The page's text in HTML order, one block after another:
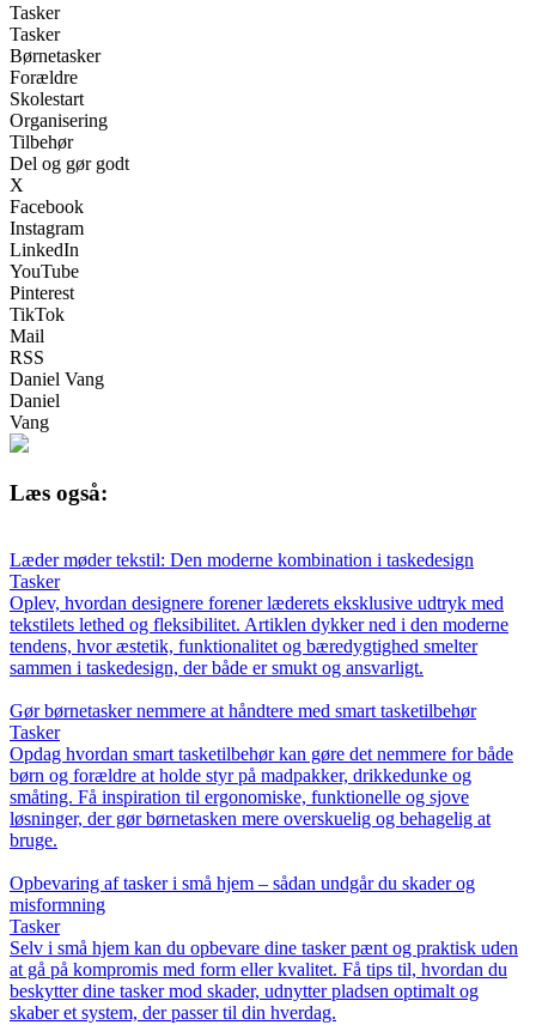
Tasker
Tasker
Børnetasker
Forældre
Skolestart
Organisering
Tilbehør
Del og gør godt
X
Facebook
Instagram
LinkedIn
YouTube
Pinterest
TikTok
Mail
RSS
Daniel Vang
Daniel
Vang
Læs også:
Læder møder tekstil: Den moderne kombination i taskedesign
Tasker
Oplev, hvordan designere forener læderets eksklusive udtryk med
tekstilets lethed og fleksibilitet. Artiklen dykker ned i den moderne
tendens, hvor æstetik, funktionalitet og bæredygtighed smelter
sammen i taskedesign, der både er smukt og ansvarligt.
Gør børnetasker nemmere at håndtere med smart tasketilbehør
Tasker
Opdag hvordan smart tasketilbehør kan gøre det nemmere for både
børn og forældre at holde styr på madpakker, drikkedunke og
småting. Få inspiration til ergonomiske, funktionelle og sjove
løsninger, der gør børnetasken mere overskuelig og behagelig at
bruge.
Opbevaring af tasker i små hjem – sådan undgår du skader og
misformning
Tasker
Selv i små hjem kan du opbevare dine tasker pænt og praktisk uden
at gå på kompromis med form eller kvalitet. Få tips til, hvordan du
beskytter dine tasker mod skader, udnytter pladsen optimalt og
skaber et system, der passer til din hverdag.